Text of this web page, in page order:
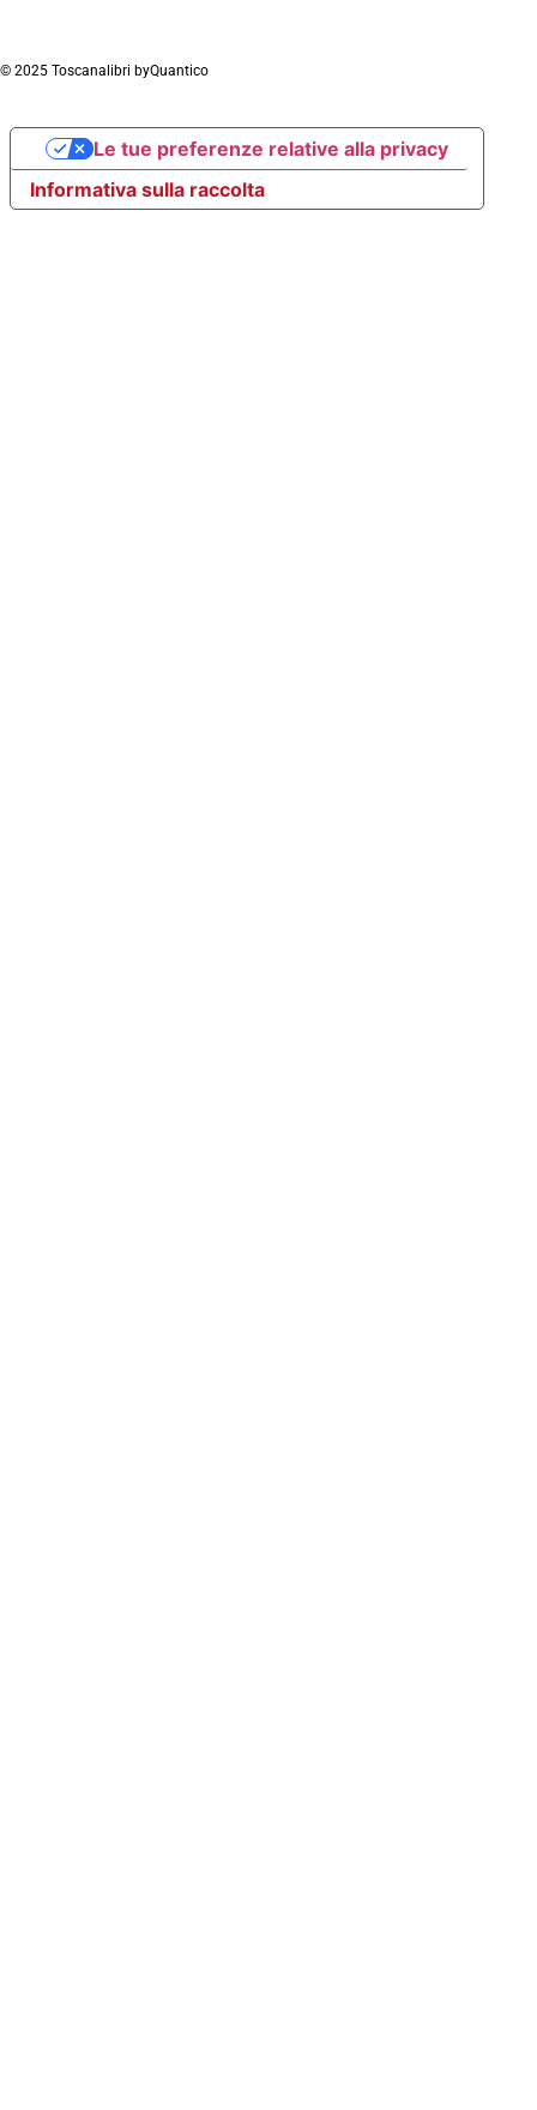
© 2025 Toscanalibri byQuantico
Informativa sulla raccolta
Le tue preferenze relative alla privacy